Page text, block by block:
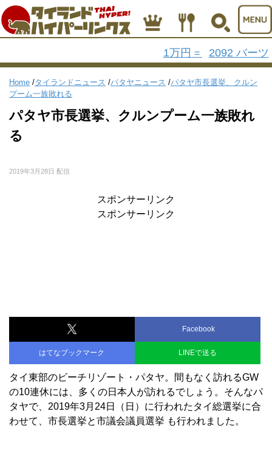
1万円 = 2092 バーツ
Home /タイランドニュース /パタヤニュース /パタヤ市長選挙、クルン
プーム一族敗れる
パタヤ市長選挙、クルンプーム一族敗れ
る
2019年3月28日 配信
スポンサーリンク
スポンサーリンク
Facebook
はてなブックマーク LINEで送る
タイ東部のビーチリゾート・パタヤ。間もなく訪れるGW
の10連休には、多くの日本人が訪れるでしょう。そんなパ
タヤで、2019年3月24日（日）に行われたタイ総選挙に合
わせて、市長選挙と市議会議員選挙 も行われました。